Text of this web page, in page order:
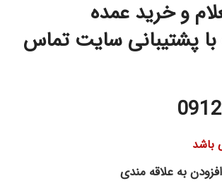
و خرید عمده
پشتیبانی سایت تماس
باشد
افزودن به علاقه مندی